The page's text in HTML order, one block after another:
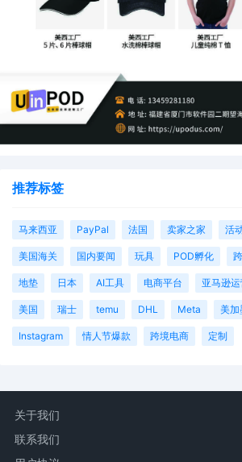
推荐标签
马来西亚 PayPal 法国 卖家之家 活
美国海关 国内要闻 玩具 POD孵化
地垫 日本 AI工具 电商平台 亚马逊
美国 瑞士 temu DHL Meta 美加
Instagram 情人节爆款 跨境电商 定制
关于我们
联系我们